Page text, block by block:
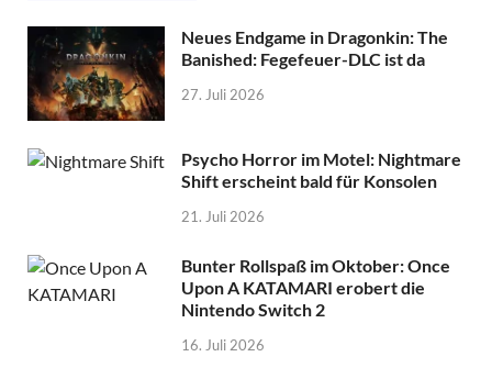
Neues Endgame in Dragonkin: The
Banished: Fegefeuer-DLC ist da
27. Juli 2026
Psycho Horror im Motel: Nightmare
Shift erscheint bald für Konsolen
21. Juli 2026
Bunter Rollspaß im Oktober: Once
Upon A KATAMARI erobert die
Nintendo Switch 2
16. Juli 2026